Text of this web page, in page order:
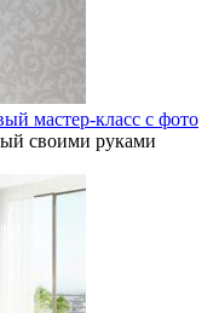
мастер-класс с фото
своими руками